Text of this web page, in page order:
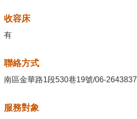
收容床
有
聯絡方式
南區金華路1段530巷19號/06-2643837
服務對象